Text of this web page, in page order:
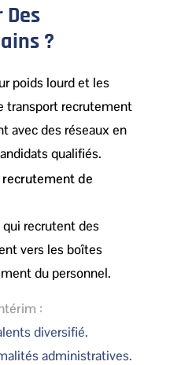
?
poids lourd et les
transport recrutement
avec des réseaux en
qualifiés.
de
recrutent des
vers les boîtes
du personnel.
:
diversifié.
administratives.